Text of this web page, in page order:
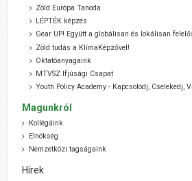
Zöld Európa Tanoda
LÉPTÉK képzés
Gear UP! Együtt a globálisan és lokálisan
Zöld tudás a KlímaKépzővel!
Oktatóanyagaink
MTVSZ Ifjúsági Csapat
Youth Policy Academy - Kapcsolódj, Cselekedj,
Magunkról
Kollégáink
Elnökség
Nemzetközi tagságaink
Hírek